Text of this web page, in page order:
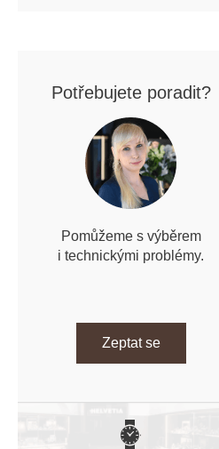
Potřebujete poradit?
Pomůžeme s výběrem
i technickými problémy.
Zeptat se